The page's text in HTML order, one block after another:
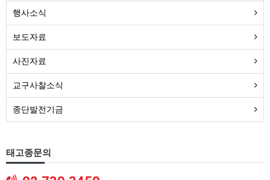
행사소식
보도자료
사진자료
교구사찰소식
종단발전기금
태고종문의